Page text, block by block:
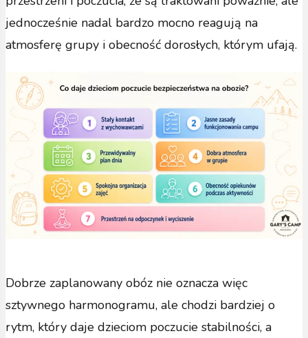
jednocześnie nadal bardzo mocno reagują na
atmosferę grupy i obecność dorosłych, którym ufają.
Dobrze zaplanowany obóz nie oznacza więc
sztywnego harmonogramu, ale chodzi bardziej o
rytm, który daje dzieciom poczucie stabilności, a